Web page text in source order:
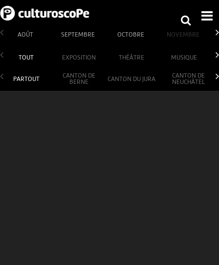
AOÛT SEPTEMBRE OCTOBRE NOVEMBRE
TOUT EXPOSITION THÉÂTRE MUSIQUE
PARTOUT
CANTON DE
BERNE
CANTON DU JURA
CANTON DE
NEUCHÂTEL